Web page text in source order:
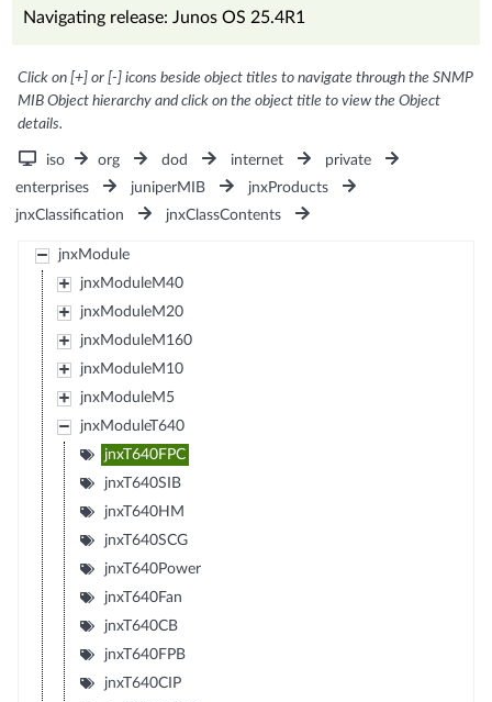
Navigating release: Junos OS 25.4R1
Click on [+] or [-] icons beside object titles to navigate through the SNMP
MIB Object hierarchy and click on the object title to view the Object
details.
iso org dod internet
private
enterprises
juniperMIB
jnxProducts
jnxClassification
jnxClassContents
jnxModule
jnxModuleM40
jnxModuleM20
jnxModuleM160
jnxModuleM10
jnxModuleM5
jnxModuleT640
jnxT640FPC
jnxT640SIB
jnxT640HM
jnxT640SCG
jnxT640Power
jnxT640Fan
jnxT640CB
jnxT640FPB
jnxT640CIP